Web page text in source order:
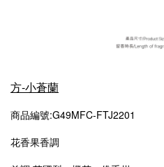
方-小蒼蘭
商品編號:G49MFC-FTJ2201
花香果香調